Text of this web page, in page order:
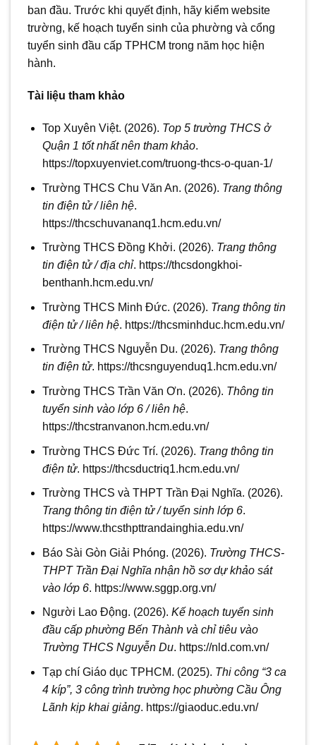
ban đầu. Trước khi quyết định, hãy kiểm website
trường, kế hoạch tuyển sinh của phường và cổng
tuyển sinh đầu cấp TPHCM trong năm học hiện
hành.
Tài liệu tham khảo
Top Xuyên Việt. (2026). Top 5 trường THCS ở
Quận 1 tốt nhất nên tham khảo.
https://topxuyenviet.com/truong-thcs-o-quan-1/
Trường THCS Chu Văn An. (2026). Trang thông
tin điện tử / liên hệ.
https://thcschuvananq1.hcm.edu.vn/
Trường THCS Đồng Khởi. (2026). Trang thông
tin điện tử / địa chỉ. https://thcsdongkhoi-
benthanh.hcm.edu.vn/
Trường THCS Minh Đức. (2026). Trang thông tin
điện tử / liên hệ. https://thcsminhduc.hcm.edu.vn/
Trường THCS Nguyễn Du. (2026). Trang thông
tin điện tử. https://thcsnguyenduq1.hcm.edu.vn/
Trường THCS Trần Văn Ơn. (2026). Thông tin
tuyển sinh vào lớp 6 / liên hệ.
https://thcstranvanon.hcm.edu.vn/
Trường THCS Đức Trí. (2026). Trang thông tin
điện tử. https://thcsductriq1.hcm.edu.vn/
Trường THCS và THPT Trần Đại Nghĩa. (2026).
Trang thông tin điện tử / tuyển sinh lớp 6.
https://www.thcsthpttrandainghia.edu.vn/
Báo Sài Gòn Giải Phóng. (2026). Trường THCS-
THPT Trần Đại Nghĩa nhận hồ sơ dự khảo sát
vào lớp 6. https://www.sggp.org.vn/
Người Lao Động. (2026). Kế hoạch tuyển sinh
đầu cấp phường Bến Thành và chỉ tiêu vào
Trường THCS Nguyễn Du. https://nld.com.vn/
Tạp chí Giáo dục TPHCM. (2025). Thi công “3 ca
4 kíp”, 3 công trình trường học phường Cầu Ông
Lãnh kịp khai giảng. https://giaoduc.edu.vn/